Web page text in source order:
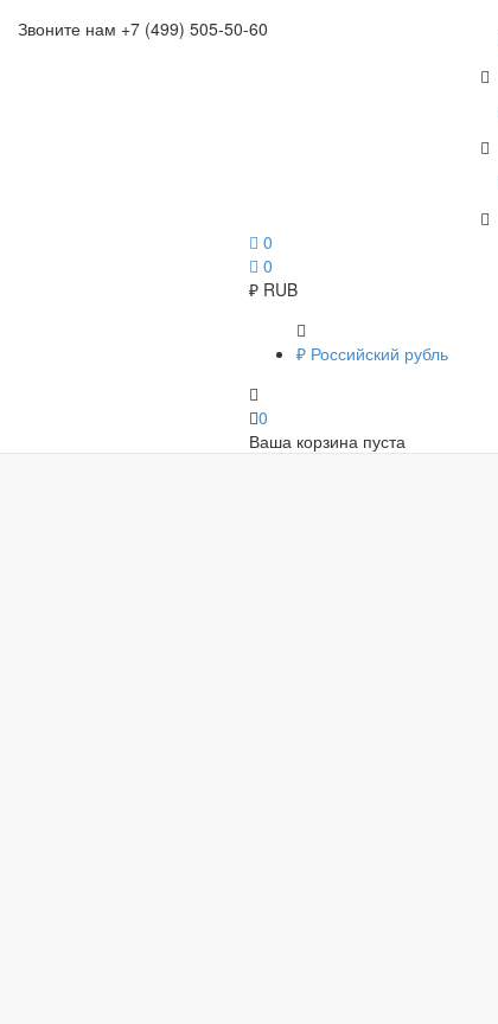
Звоните нам +7 (499) 505-50-60
0
0
₽ RUB
₽ Российский рубль
0
Ваша корзина пуста